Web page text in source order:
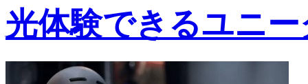
光体験できるユニ